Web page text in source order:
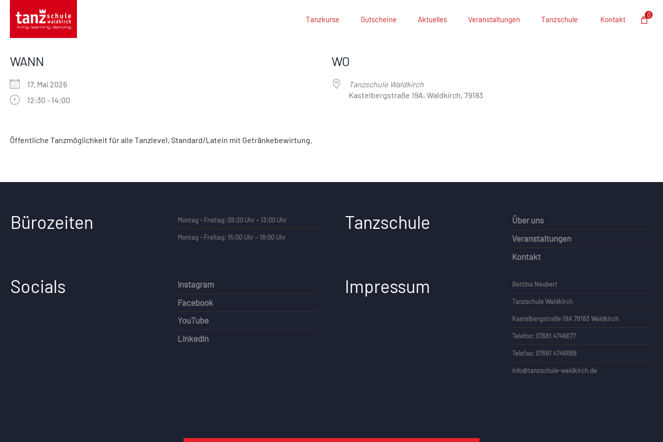
0
Tanzkurse Gutscheine Aktuelles Veranstaltungen Tanzschule Kontakt
WANN
17. Mai 2026
12:30 - 14:00
WO
Tanzschule Waldkirch
Kastelbergstraße 19A, Waldkirch, 79183
Öffentliche Tanzmöglichkeit für alle Tanzlevel, Standard/Latein mit Getränkebewirtung.
Bürozeiten Montag - Freitag: 09:30 Uhr – 13:00 Uhr
Montag - Freitag: 15:00 Uhr – 18:00 Uhr
Tanzschule
Über uns
Veranstaltungen
Kontakt
Socials
Instagram
Facebook
YouTube
Linkedin
Impressum Bettina Neubert
Tanzschule Waldkirch
Kastelbergstraße 19A 79183 Waldkirch
Telefon: 07681 4746677
Telefax: 07681 4746688
info@tanzschule-waldkirch.de